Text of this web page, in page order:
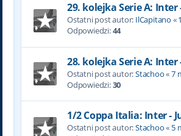
29. kolejka Serie A: Inter
Ostatni post autor: IlCapitano «
Odpowiedzi:44
28. kolejka Serie A: Inter
Ostatni post autor:Stachoo«7
Odpowiedzi:30
1/2 Coppa Italia: Inter -
Ostatni post autor:Stachoo« 5